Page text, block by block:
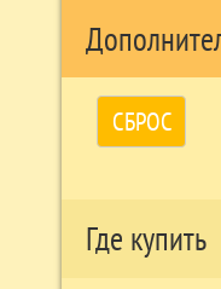
СБРОС
Где купить